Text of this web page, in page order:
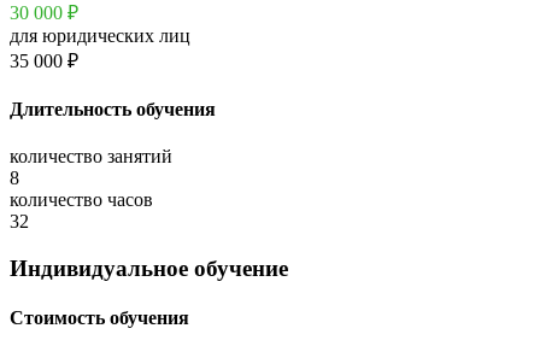
30 000 ₽
для юридических лиц
35 000 ₽
Длительность обучения
количество занятий
8
количество часов
32
Индивидуальное обучение
Стоимость обучения